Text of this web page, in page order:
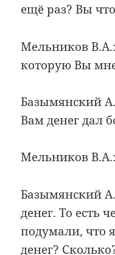
ещё раз? Вы
Мельников
которую Вы
Базымянский
Вам денег дал
Мельников
Базымянский
денег. То есть
подумали, что
денег?